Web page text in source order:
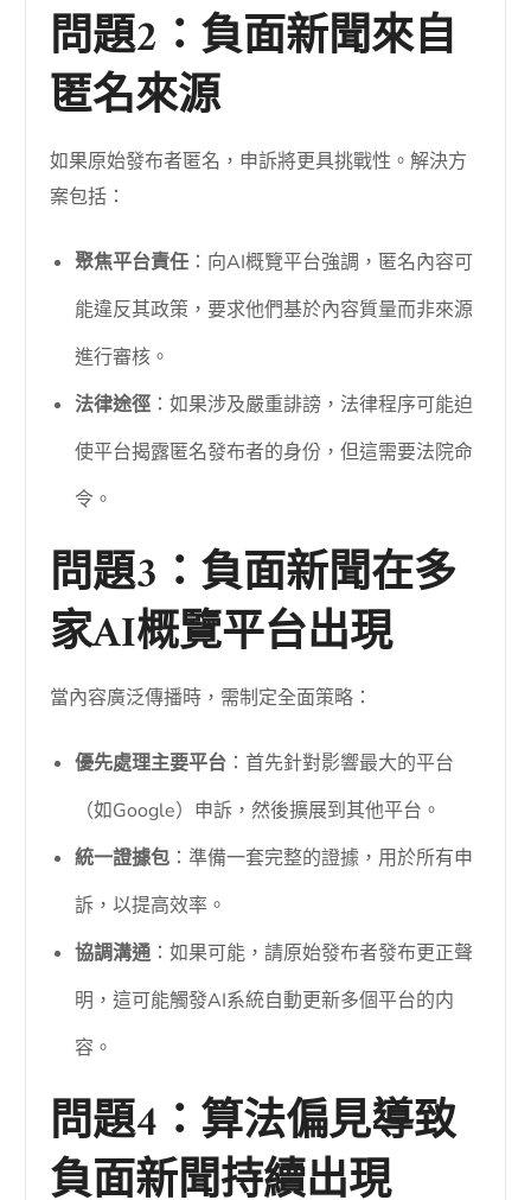
問題2：負面新聞來自
匿名來源
如果原始發布者匿名，申訴將更具挑戰性。解決方
案包括：
聚焦平台責任 ：向AI概覽平台強調，匿名內容可
能違反其政策，要求他們基於內容質量而非來源
進行審核。
法律途徑 ：如果涉及嚴重誹謗，法律程序可能迫
使平台揭露匿名發布者的身份，但這需要法院命
令。
問題3：負面新聞在多
家AI概覽平台出現
當內容廣泛傳播時，需制定全面策略：
優先處理主要平台 ：首先針對影響最大的平台
（如Google）申訴，然後擴展到其他平台。
統一證據包 ：準備一套完整的證據，用於所有申
訴，以提高效率。
協調溝通：如果可能，請原始發布者發布更正聲
明，這可能觸發AI系統自動更新多個平台的内
容。
問題4：算法偏見導致
負面新聞持續出現